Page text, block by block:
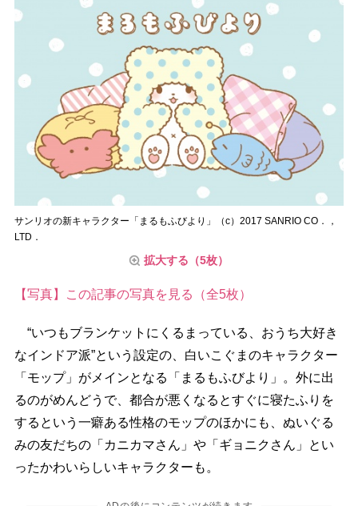
サンリオの新キャラクター「まるもふびより」（c）2017 SANRIO CO．，
LTD．
拡大する（5枚）
【写真】この記事の写真を見る（全5枚）
“いつもブランケットにくるまっている、おうち大好き
なインドア派”という設定の、白いこぐまのキャラクター
「モップ」がメインとなる「まるもふびより」。外に出
るのがめんどうで、都合が悪くなるとすぐに寝たふりを
するという一癖ある性格のモップのほかにも、ぬいぐる
みの友だちの「カニカマさん」や「ギョニクさん」とい
ったかわいらしいキャラクターも。